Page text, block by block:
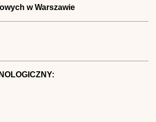
w Warszawie